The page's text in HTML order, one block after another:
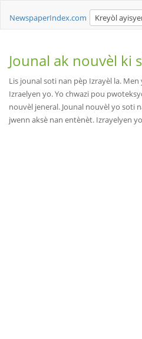
NewspaperIndex.com Kreyòl
Jounal ak nouvèl ki
Lis jounal soti nan pèp Izrayèl la.
Izraelyen yo. Yo chwazi pou
nouvèl jeneral. Jounal nouvèl yo soti
jwenn aksè nan entènèt. Izrayelyen